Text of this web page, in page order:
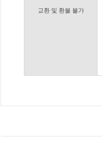
교환 및 환불 불가